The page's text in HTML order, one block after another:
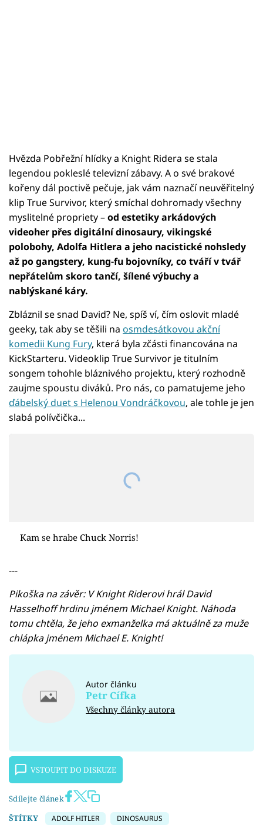
Hvězda Pobřežní hlídky a Knight Ridera se stala
legendou pokleslé televizní zábavy. A o své brakové
kořeny dál poctivě pečuje, jak vám naznačí neuvěřitelný
klip True Survivor, který smíchal dohromady všechny
myslitelné propriety –od estetiky arkádových
videoher přes digitální dinosaury, vikingské
polobohy, Adolfa Hitlera a jeho nacistické nohsledy
až po gangstery, kung-fu bojovníky, co tváří v tvář
nepřátelům skoro tančí, šílené výbuchy a
nablýskané káry.
Zbláznil se snad David? Ne, spíš ví, čím oslovit mladé
geeky, tak aby se těšili na osmdesátkovou akční
komedii Kung Fury, která byla zčásti financována na
KickStarteru. Videoklip True Survivor je titulním
songem tohohle bláznivého projektu, který rozhodně
zaujme spoustu diváků. Pro nás, co pamatujeme jeho
ďábelský duet s Helenou Vondráčkovou, ale tohle je jen
slabá polívčička...
Kam se hrabe Chuck Norris!
---
Pikoška na závěr: V Knight Riderovi hrál David
Hasselhoff hrdinu jménem Michael Knight. Náhoda
tomu chtěla, že jeho exmanželka má aktuálně za muže
chlápka jménem Michael E. Knight!
Autor článku
Petr Cífka
Všechny články autora
VSTOUPIT DO DISKUZE
Sdílejte článek
ŠTÍTKY
ADOLF HITLER DINOSAURUS